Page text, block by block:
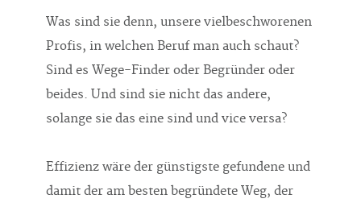
Was sind sie denn, unsere vielbeschworenen
Profis, in welchen Beruf man auch schaut?
Sind es Wege-Finder oder Begründer oder
beides. Und sind sie nicht das andere,
solange sie das eine sind und vice versa?
Effizienz wäre der günstigste gefundene und
damit der am besten begründete Weg, der